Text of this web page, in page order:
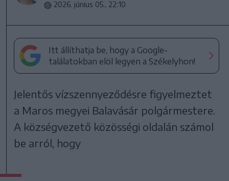
2026. június 05., 22:10
Itt állíthatja be, hogy a Google-
találatokban elöl legyen a Székelyhon!
Jelentős vízszennyeződésre figyelmeztet
a Maros megyei Balavásár polgármestere.
A községvezető közösségi oldalán számol
be arról, hogy